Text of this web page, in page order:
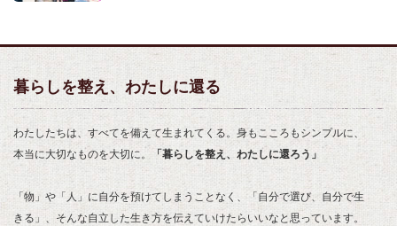
暮らしを整え、わたしに還る
わたしたちは、すべてを備えて生まれてくる。身もこころもシンプルに、
本当に大切なものを大切に。
「暮らしを整え、わたしに還ろう」
「物」や「人」に自分を預けてしまうことなく、「自分で選び、自分で生
きる」、そんな自立した生き方を伝えていけたらいいなと思っています。